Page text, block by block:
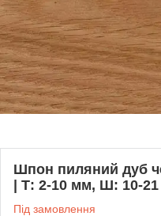
Шпон пиляний дуб
| Т: 2-10 мм, Ш: 10-
Під замовлення